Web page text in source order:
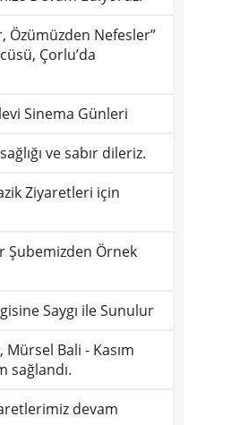
Özümüzden Nefesler”
Çorlu’da
Sinema Günleri
ve sabır dileriz.
Ziyaretleri için
Şubemizden Örnek
Saygı ile Sunulur
Mürsel Bali - Kasım
sağlandı.
devam